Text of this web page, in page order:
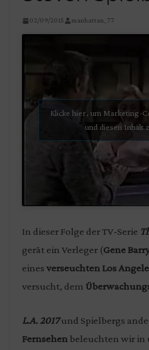
02/09/2015 manhattan_77
Klicke hier, um Marketing-
und diesen Inhalt
In dieser Folge der TV-Serie
gerät ein Verleger (Gene
eines verseuchten Los
versucht, dem
L.A. 2017und Spielbergs
Fernsehen beleuchten wir in